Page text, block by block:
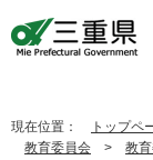
現在位置： トップペ
教育委員会 > 教